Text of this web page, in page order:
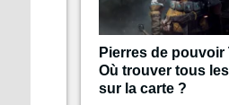
Pierres de pouvoir
Où trouver tous
sur la carte ?